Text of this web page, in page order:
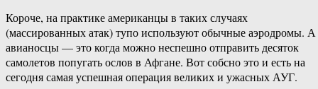
Короче, на практике американцы в таких случаях
(массированных атак) тупо используют обычные аэродромы. А
авианосцы — это когда можно неспешно отправить десяток
самолетов попугать ослов в Афгане. Вот собсно это и есть на
сегодня самая успешная операция великих и ужасных АУГ.